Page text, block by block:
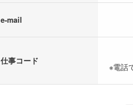
e-mail
仕事コード
※電話